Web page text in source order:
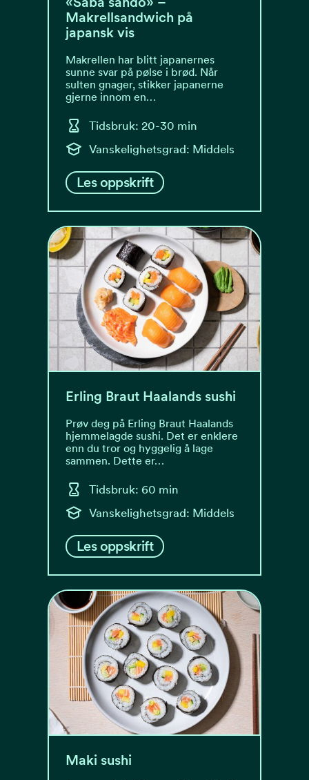
Makrellsandwich på
japansk vis
Makrellen har blitt japanernes
sunne svar på pølse i brød. Når
sulten gnager, stikker japanerne
gjerne innom en…
Tidsbruk: 20-30 min
Vanskelighetsgrad: Middels
Les oppskrift
Erling Braut Haalands sushi
Prøv deg på Erling Braut Haalands
hjemmelagde sushi. Det er enklere
enn du tror og hyggelig å lage
sammen. Dette er…
Tidsbruk: 60 min
Vanskelighetsgrad: Middels
Les oppskrift
Maki sushi